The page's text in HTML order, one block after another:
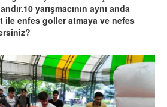
yarışmacının aynı anda
ile enfes goller atmaya ve nefes